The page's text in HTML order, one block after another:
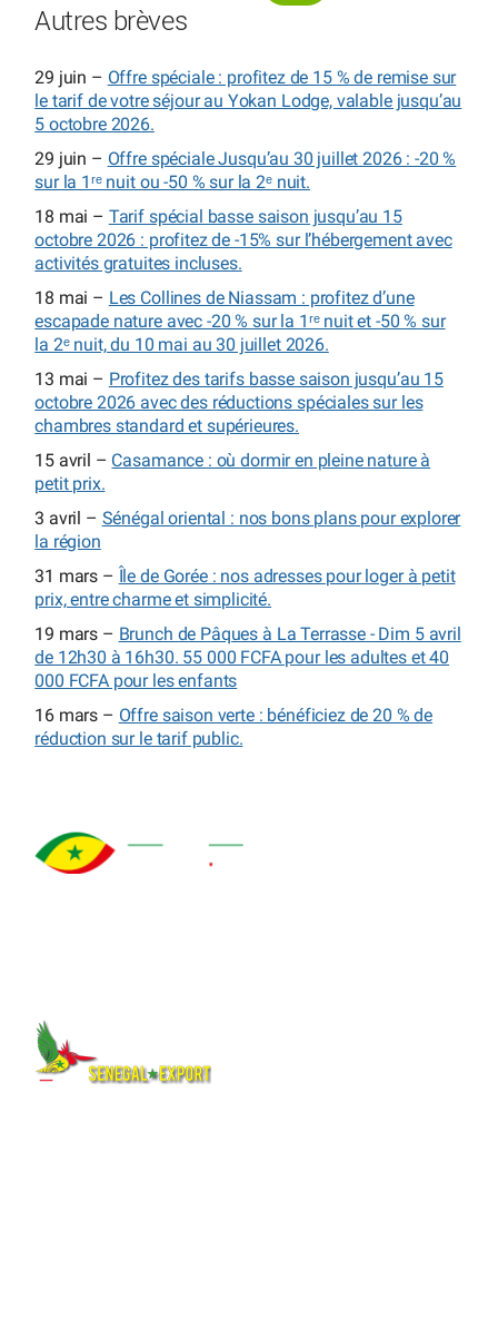
Autres brèves
29 juin – Offre spéciale : profitez de 15 % de remise sur
le tarif de votre séjour au Yokan Lodge, valable jusqu’au
5 octobre 2026.
29 juin – Offre spéciale Jusqu’au 30 juillet 2026 : -20 %
sur la 1ʳᵉ nuit ou -50 % sur la 2ᵉ nuit.
18 mai – Tarif spécial basse saison jusqu’au 15
octobre 2026 : profitez de -15% sur l’hébergement avec
activités gratuites incluses.
18 mai – Les Collines de Niassam : profitez d’une
escapade nature avec -20 % sur la 1ʳᵉ nuit et -50 % sur
la 2ᵉ nuit, du 10 mai au 30 juillet 2026.
13 mai – Profitez des tarifs basse saison jusqu’au 15
octobre 2026 avec des réductions spéciales sur les
chambres standard et supérieures.
15 avril – Casamance : où dormir en pleine nature à
petit prix.
3 avril – Sénégal oriental : nos bons plans pour explorer
la région
31 mars – Île de Gorée : nos adresses pour loger à petit
prix, entre charme et simplicité.
19 mars – Brunch de Pâques à La Terrasse - Dim 5 avril
de 12h30 à 16h30. 55 000 FCFA pour les adultes et 40
000 FCFA pour les enfants
16 mars – Offre saison verte : bénéficiez de 20 % de
réduction sur le tarif public.